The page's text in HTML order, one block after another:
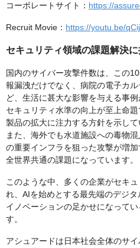
コーポレートサイト： https://
Recruit Movie： https://youtu.be/
セキュリティ領域の課題解決
国内のサイバー攻撃件数は、この
報漏洩だけでなく、病院の電子カ
ど、生活に甚大な影響を与える事
セキュリティ水準の向上が至上命
製品の拡大に注力する方針を示して
また、海外でも水道施設への毒物
の重要インフラを狙った攻撃が増
全世界共通の課題になっています。
このような中、多くの企業がセキ
れ、AIを始めとする最先端のデジタ
イノベーションの足かせになって
す。
アシュアードは日本社会全体のサ